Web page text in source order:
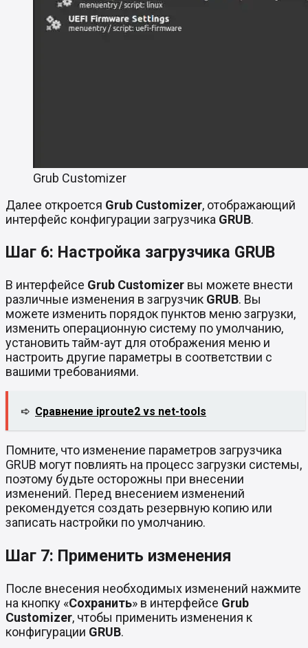
Grub Customizer
Далее откроется Grub Customizer, отображающий
интерфейс конфигурации загрузчика GRUB.
Шаг 6: Настройка загрузчика GRUB
В интерфейсе Grub Customizer вы можете внести
различные изменения в загрузчик GRUB. Вы
можете изменить порядок пунктов меню загрузки,
изменить операционную систему по умолчанию,
установить тайм-аут для отображения меню и
настроить другие параметры в соответствии с
вашими требованиями.
➪ Сравнение iproute2 vs net-tools
Помните, что изменение параметров загрузчика
GRUB могут повлиять на процесс загрузки системы,
поэтому будьте осторожны при внесении
изменений. Перед внесением изменений
рекомендуется создать резервную копию или
записать настройки по умолчанию.
Шаг 7: Применить изменения
После внесения необходимых изменений нажмите
на кнопку «Сохранить» в интерфейсе Grub
Customizer, чтобы применить изменения к
конфигурации GRUB.